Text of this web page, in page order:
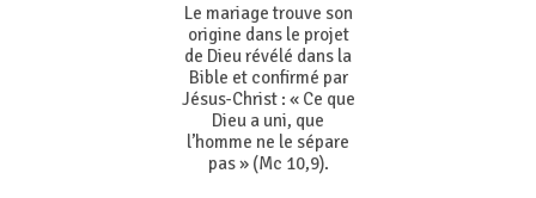
Le mariage trouve son
origine dans le projet
de Dieu révélé dans la
Bible et confirmé par
Jésus-Christ : « Ce que
Dieu a uni, que
l’homme ne le sépare
pas » (Mc 10,9).